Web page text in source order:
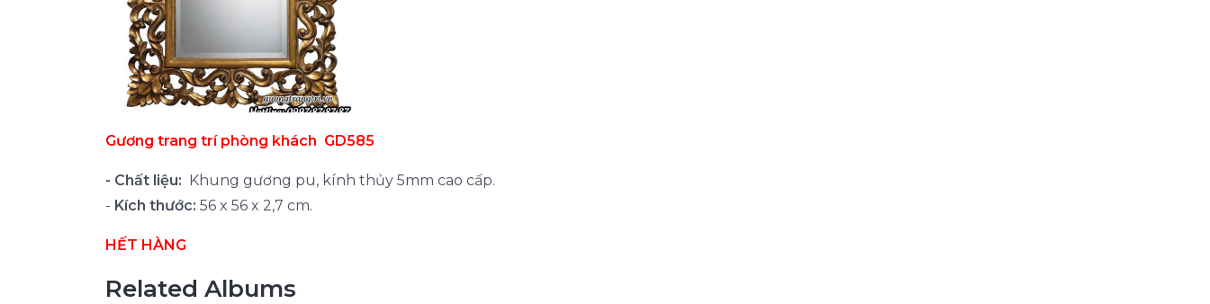
Gương trang trí phòng khách GD585
- Chất liệu: Khung gương pu, kính thủy 5mm cao cấp.
- Kích thước: 56 x 56 x 2,7 cm.
HẾT HÀNG
Related Albums